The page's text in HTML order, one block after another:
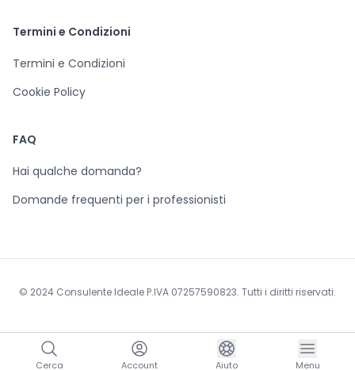
Cerca Account Aiuto Menu
Termini e Condizioni
Termini e Condizioni
Cookie Policy
FAQ
Hai qualche domanda?
Domande frequenti per i professionisti
© 2024 Consulente Ideale P.IVA 07257590823. Tutti i diritti riservati.